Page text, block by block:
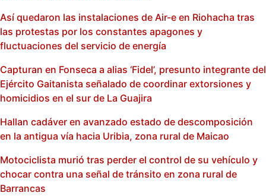
Así quedaron las instalaciones de Air-e en Riohacha tras
las protestas por los constantes apagones y
fluctuaciones del servicio de energía
Capturan en Fonseca a alias ‘Fidel’, presunto integrante del
Ejército Gaitanista señalado de coordinar extorsiones y
homicidios en el sur de La Guajira
Hallan cadáver en avanzado estado de descomposición
en la antigua vía hacia Uribia, zona rural de Maicao
Motociclista murió tras perder el control de su vehículo y
chocar contra una señal de tránsito en zona rural de
Barrancas